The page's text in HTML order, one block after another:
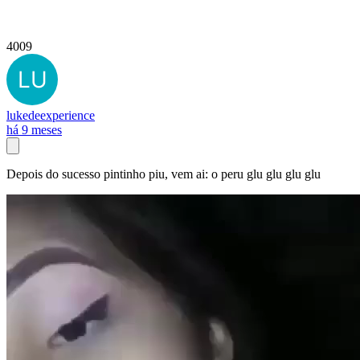
4009
lukedeexperience
há 9 meses
Depois do sucesso pintinho piu, vem ai: o peru glu glu glu glu